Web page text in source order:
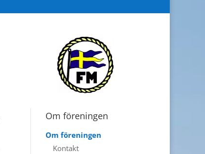
Om föreningen
Om föreningen
Kontakt